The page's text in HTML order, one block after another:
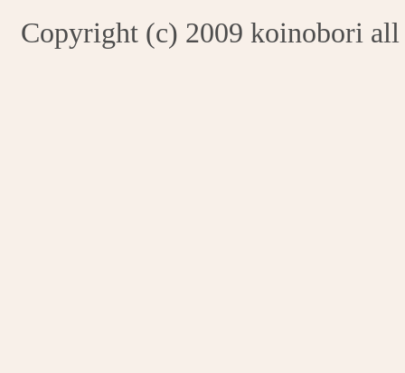
Copyright (c) 2009 koinobori all